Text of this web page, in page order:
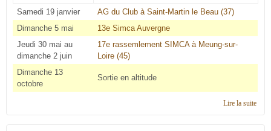
Samedi 19 janvier
AG du Club à Saint-Martin le Beau (37)
Dimanche 5 mai
13e Simca Auvergne
Jeudi 30 mai au
dimanche 2 juin
17e rassemlement SIMCA à Meung-sur-
Loire (45)
Dimanche 13
octobre
Sortie en altitude
Lire la suitede